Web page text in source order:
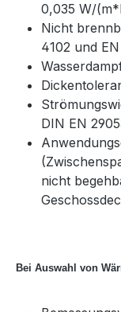
0,035 W/
Nicht
4102 und EN
DIN EN
nicht
Bei Auswahl von